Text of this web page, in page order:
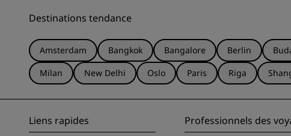
Destinations tendance
Amsterdam Bangkok Bangalore Berlin
Milan
New Delhi Oslo Paris Riga
Liens rapides Professionnels des